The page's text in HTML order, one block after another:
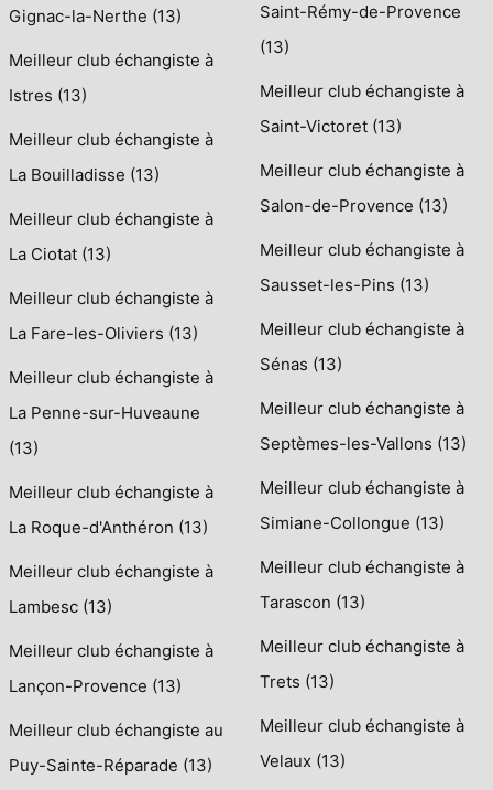
Gignac-la-Nerthe (13)
Meilleur club échangiste à
Istres (13)
Meilleur club échangiste à
La Bouilladisse (13)
Meilleur club échangiste à
La Ciotat (13)
Meilleur club échangiste à
La Fare-les-Oliviers (13)
Meilleur club échangiste à
La Penne-sur-Huveaune
(13)
Meilleur club échangiste à
La Roque-d'Anthéron (13)
Meilleur club échangiste à
Lambesc (13)
Meilleur club échangiste à
Lançon-Provence (13)
Meilleur club échangiste au
Puy-Sainte-Réparade (13)
Saint-Rémy-de-Provence
(13)
Meilleur club échangiste à
Saint-Victoret (13)
Meilleur club échangiste à
Salon-de-Provence (13)
Meilleur club échangiste à
Sausset-les-Pins (13)
Meilleur club échangiste à
Sénas (13)
Meilleur club échangiste à
Septèmes-les-Vallons (13)
Meilleur club échangiste à
Simiane-Collongue (13)
Meilleur club échangiste à
Tarascon (13)
Meilleur club échangiste à
Trets (13)
Meilleur club échangiste à
Velaux (13)